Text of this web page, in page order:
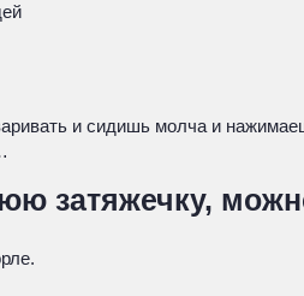
и сидишь молча и
затяжечку,